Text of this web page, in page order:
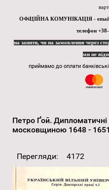
ОФіЦІЙНА КОМУНІКАЦІЯ -
телефон
на запити, чи на замовлення через
ми не
приймамо до оплати
Петро Ґой. Дипломатичні
московщиною 1648 - 1651
Перегляди: 4172